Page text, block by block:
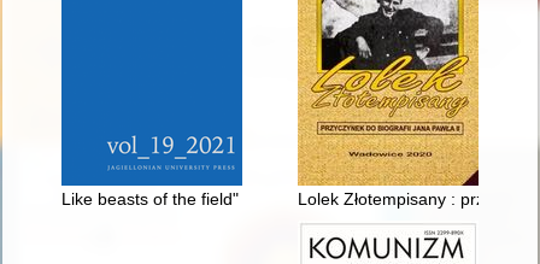
Like beasts of the field" : the poverty and sanitary conditions
Lolek Złotempisany :